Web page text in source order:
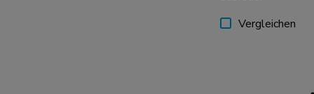
Vergleichen